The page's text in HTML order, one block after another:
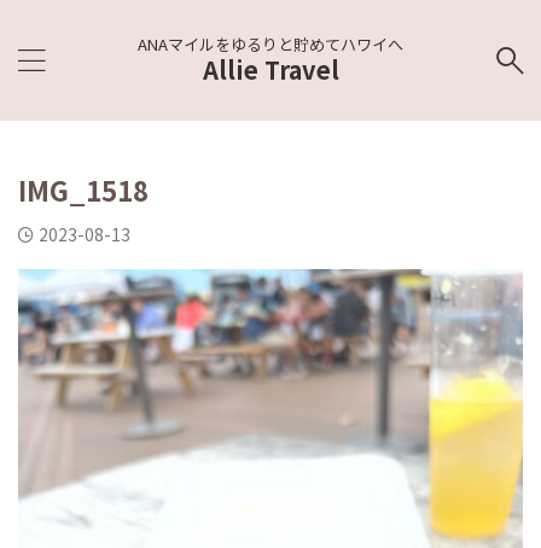
ANAマイルをゆるりと貯めてハワイへ
Allie Travel
IMG_1518
2023-08-13